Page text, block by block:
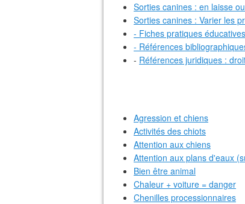
Sorties canines : en laisse
Sorties canines : Varier les
- Fiches pratiques éducatives
- Références
- Références juridiques :
Agression et chiens
Activités des chiots
Attention aux chiens
Attention aux plans d'eaux
Bien être animal
Chaleur + voiture = danger
Chenilles processionnaires